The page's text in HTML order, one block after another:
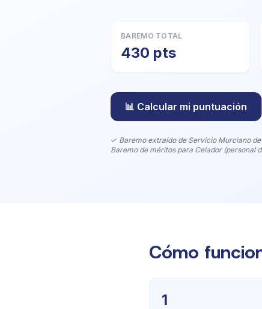
BAREMO TOTAL
430 pts
📊 Calcular mi puntuación
✓ Baremo extraído de Servicio Murciano
Baremo de méritos para Celador (personal
Cómo
1